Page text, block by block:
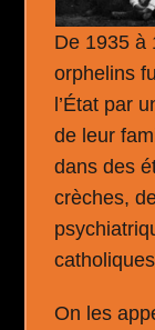
De 1935 à
orphelins
l’État par
de leur
dans des
crèches,
On les